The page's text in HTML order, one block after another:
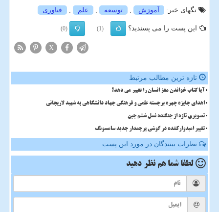
تگهای خبر:
آموزش , توسعه , علم , فناوری
این پست را می پسندید؟ (1)
(0)
X
تازه ترین مطالب مرتبط
آیا کتاب خواندن مغز انسان را تغییر می دهد؟
اهدای جایزه چهره برجسته علمی و فرهنگی جهاد دانشگاهی به شهید لاریجانی
تصویری تازه از جنگنده نسل ششم چین
تغییر امیدوارکننده در گوشی پرچمدار جدید سامسونگ
نظرات بینندگان در مورد این پست
لطفا شما هم نظر دهید